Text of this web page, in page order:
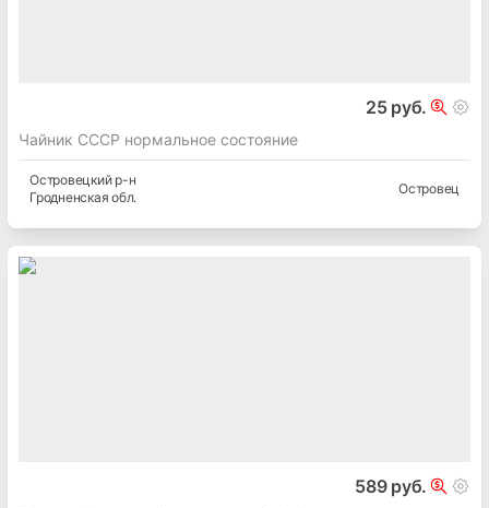
25 руб.
Чайник СССР нормальное состояние
Островецкийр-н
Гродненская обл.
Островец
589 руб.